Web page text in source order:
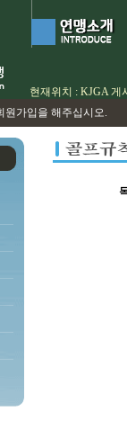
가입을 해주십시오.
현재위치 : KJGA